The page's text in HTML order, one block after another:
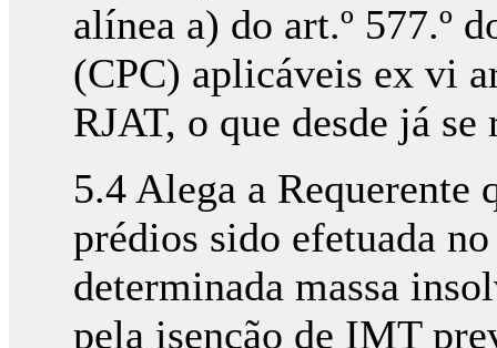
alínea a) do art.º 577.º
(CPC) aplicáveis ex vi
RJAT, o que desde já se
5.4 Alega a Requerente
prédios sido efetuada
determinada massa
pela isenção de IMT